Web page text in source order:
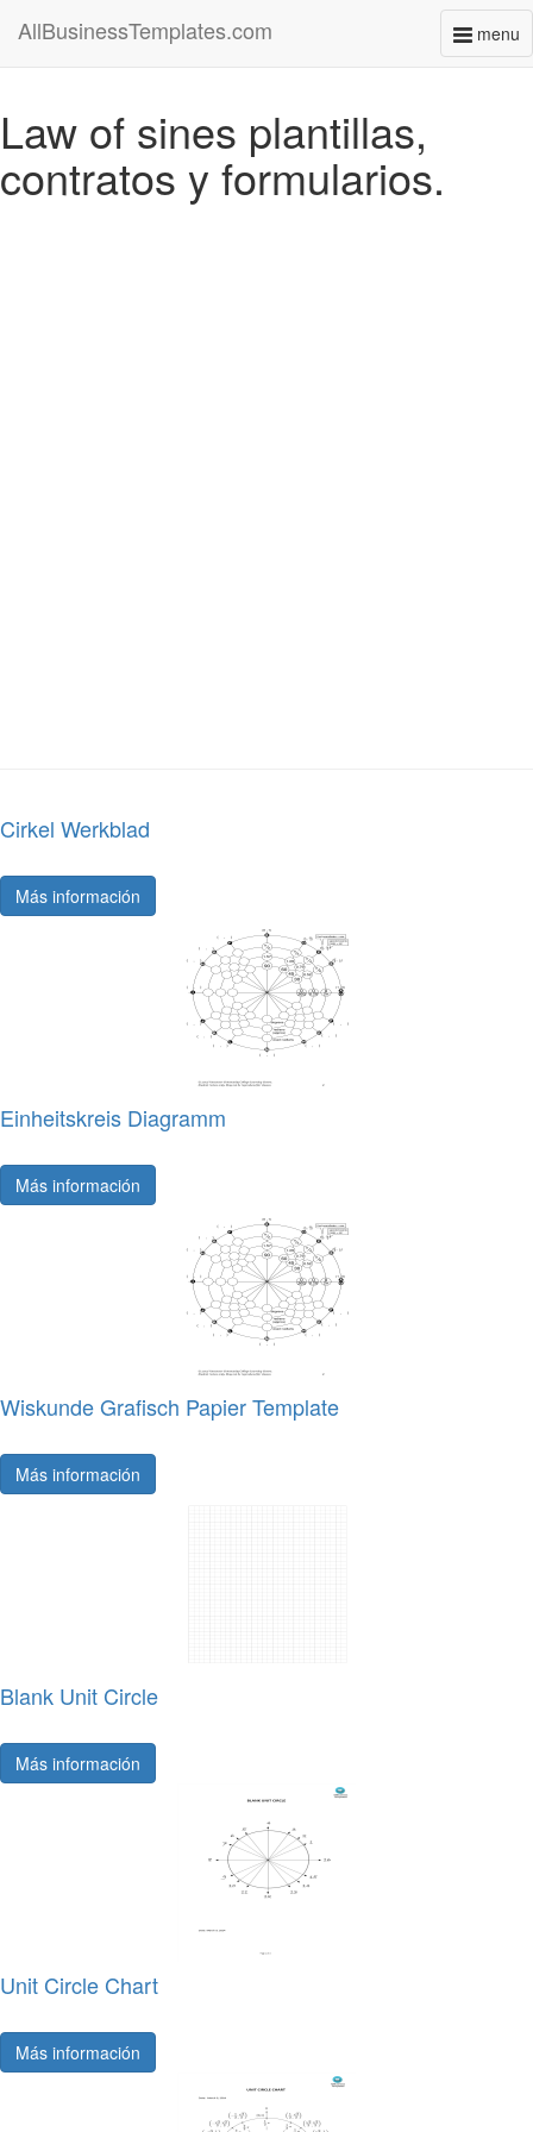
menu
AllBusinessTemplates.com
Law of sines plantillas,
contratos y formularios.
Cirkel Werkblad
Más información
Einheitskreis Diagramm
Más información
Wiskunde Grafisch Papier Template
Más información
Blank Unit Circle
Más información
Unit Circle Chart
Más información